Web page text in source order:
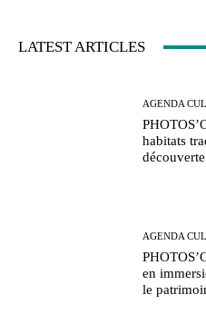
LATEST ARTICLES
AGENDA
habitats
AGENDA
en
le